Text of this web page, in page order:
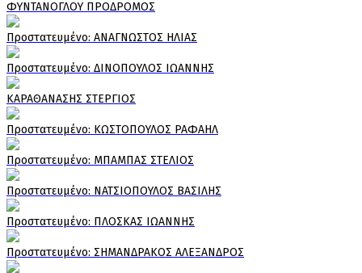
ΦΥΝΤΑΝΟΓΛΟΥ ΠΡΟΔΡΟΜΟΣ
Πρoστατευμένο: ΑΝΑΓΝΩΣΤΟΣ ΗΛΙΑΣ
Πρoστατευμένο: ΔΙΝΟΠΟΥΛΟΣ ΙΩΑΝΝΗΣ
ΚΑΡΑΘΑΝΑΣΗΣ ΣΤΕΡΓΙΟΣ
Πρoστατευμένο: ΚΩΣΤΟΠΟΥΛΟΣ ΡΑΦΑΗΛ
Πρoστατευμένο: ΜΠΑΜΠΑΣ ΣΤΕΛΙΟΣ
Πρoστατευμένο: ΝΑΤΣΙΟΠΟΥΛΟΣ ΒΑΣΙΛΗΣ
Πρoστατευμένο: ΠΛΟΣΚΑΣ ΙΩΑΝΝΗΣ
Πρoστατευμένο: ΣΗΜΑΝΔΡΑΚΟΣ ΑΛΕΞΑΝΔΡΟΣ